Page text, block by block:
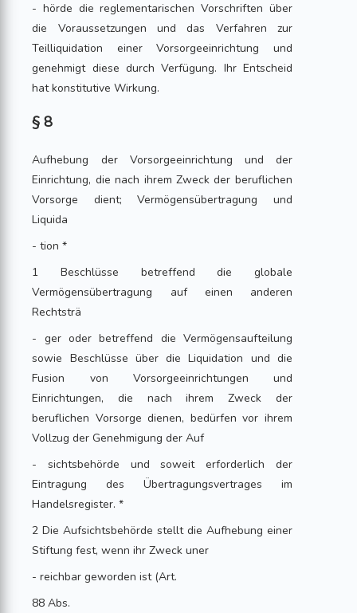
- hörde die reglementarischen Vorschriften über
die Voraussetzungen und das Verfahren zur
Teilliquidation einer Vorsorgeeinrichtung und
genehmigt diese durch Verfügung. Ihr Entscheid
hat konstitutive Wirkung.
§ 8
Aufhebung der Vorsorgeeinrichtung und der
Einrichtung, die nach ihrem Zweck der beruflichen
Vorsorge dient; Vermögensübertragung und
Liquida
- tion *
1 Beschlüsse betreffend die globale
Vermögensübertragung auf einen anderen
Rechtsträ
- ger oder betreffend die Vermögensaufteilung
sowie Beschlüsse über die Liquidation und die
Fusion von Vorsorgeeinrichtungen und
Einrichtungen, die nach ihrem Zweck der
beruflichen Vorsorge dienen, bedürfen vor ihrem
Vollzug der Genehmigung der Auf
- sichtsbehörde und soweit erforderlich der
Eintragung des Übertragungsvertrages im
Handelsregister. *
2 Die Aufsichtsbehörde stellt die Aufhebung einer
Stiftung fest, wenn ihr Zweck uner
- reichbar geworden ist (Art.
88 Abs.